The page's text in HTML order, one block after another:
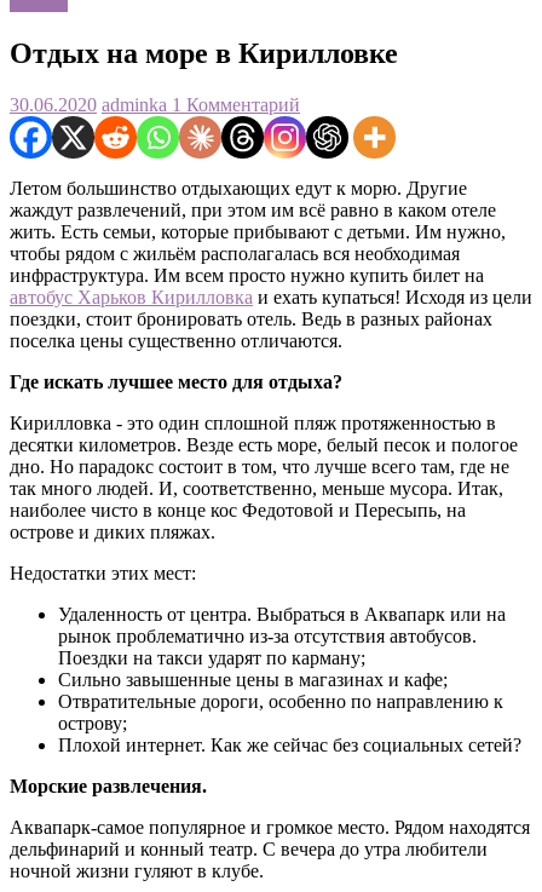
Отдых на море в Кирилловке
30.06.2020 adminka 1 Комментарий
Летом большинство отдыхающих едут к морю. Другие
жаждут развлечений, при этом им всё равно в каком отеле
жить. Есть семьи, которые прибывают с детьми. Им нужно,
чтобы рядом с жильём располагалась вся необходимая
инфраструктура. Им всем просто нужно купить билет на
автобус Харьков Кирилловка и ехать купаться! Исходя из цели
поездки, стоит бронировать отель. Ведь в разных районах
поселка цены существенно отличаются.
Где искать лучшее место для отдыха?
Кирилловка - это один сплошной пляж протяженностью в
десятки километров. Везде есть море, белый песок и пологое
дно. Но парадокс состоит в том, что лучше всего там, где не
так много людей. И, соответственно, меньше мусора. Итак,
наиболее чисто в конце кос Федотовой и Пересыпь, на
острове и диких пляжах.
Недостатки этих мест:
Удаленность от центра. Выбраться в Аквапарк или на
рынок проблематично из-за отсутствия автобусов.
Поездки на такси ударят по карману;
Сильно завышенные цены в магазинах и кафе;
Отвратительные дороги, особенно по направлению к
острову;
Плохой интернет. Как же сейчас без социальных сетей?
Морские развлечения.
Аквапарк-самое популярное и громкое место. Рядом находятся
дельфинарий и конный театр. С вечера до утра любители
ночной жизни гуляют в клубе.